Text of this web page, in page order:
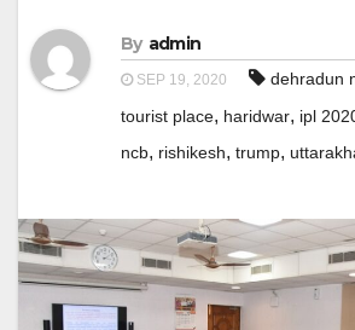
By admin
SEP 19, 2020 dehradun
tourist place, haridwar, ipl
ncb, rishikesh, trump,